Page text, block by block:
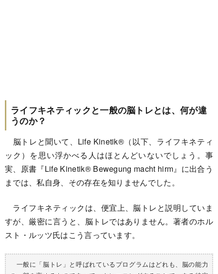
ライフキネティックと一般の脳トレとは、何が違
うのか？
脳トレと聞いて、Life Kinetik®（以下、ライフキネティ
ック）を思い浮かべる人はほとんどいないでしょう。事
実、原書『Life Kinetik® Bewegung macht hirm』に出合う
までは、私自身、その存在を知りませんでした。
ライフキネティックは、便宜上、脳トレと説明していま
すが、厳密に言うと、脳トレではありません。著者のホル
スト・ルッツ氏はこう言っています。
一般に「脳トレ」と呼ばれているプログラムはどれも、脳の能力